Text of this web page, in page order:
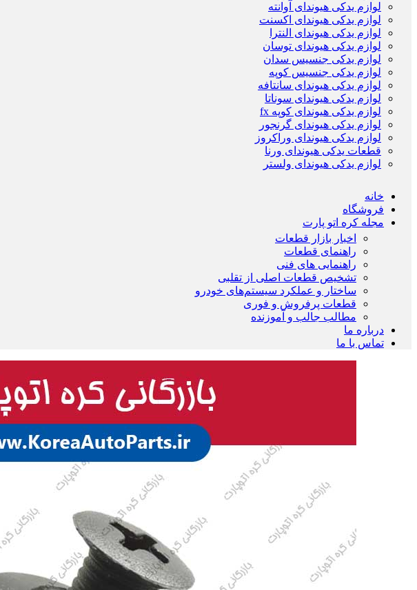
لوازم یدکی هیوندای آوانته
لوازم یدکی هیوندای اکسنت
لوازم یدکی هیوندای النترا
لوازم یدکی هیوندای توسان
لوازم یدکی جنسیس سدان
لوازم یدکی جنسیس کوپه
لوازم یدکی هیوندای سانتافه
لوازم یدکی هیوندای سوناتا
لوازم یدکی هیوندای کوپه fx
لوازم یدکی هیوندای گرنجور
لوازم یدکی هیوندای وراکروز
قطعات یدکی هیوندای ورنا
لوازم یدکی هیوندای ولستر
خانه
فروشگاه
مجله کره اتو پارت
اخبار بازار قطعات
راهنمای قطعات
راهنمایی های فنی
تشخیص قطعات اصلی از تقلبی
ساختار و عملکرد سیستم‌های خودرو
قطعات پرفروش و فوری
مطالب جالب و آموزنده
درباره ما
تماس با ما